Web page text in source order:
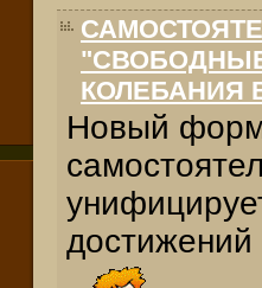
КОЛЕБАНИЯ
Новый